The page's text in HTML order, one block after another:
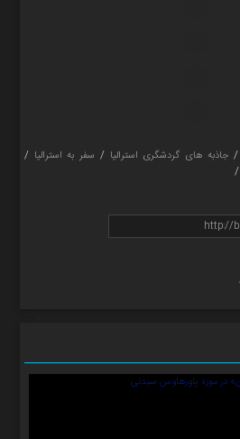
/جاذبه های گردشگری استرالیا / سفر به استرالیا /
/